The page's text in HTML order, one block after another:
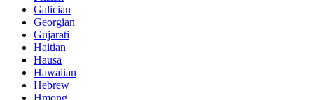
Galician
Georgian
Gujarati
Haitian
Hausa
Hawaiian
Hebrew